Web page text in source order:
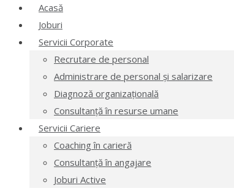
Acasă
Joburi
Servicii Corporate
Recrutare de personal
Administrare de personal și salarizare
Diagnoză organizațională
Consultanță în resurse umane
Servicii Cariere
Coaching în carieră
Consultanță în angajare
Joburi Active